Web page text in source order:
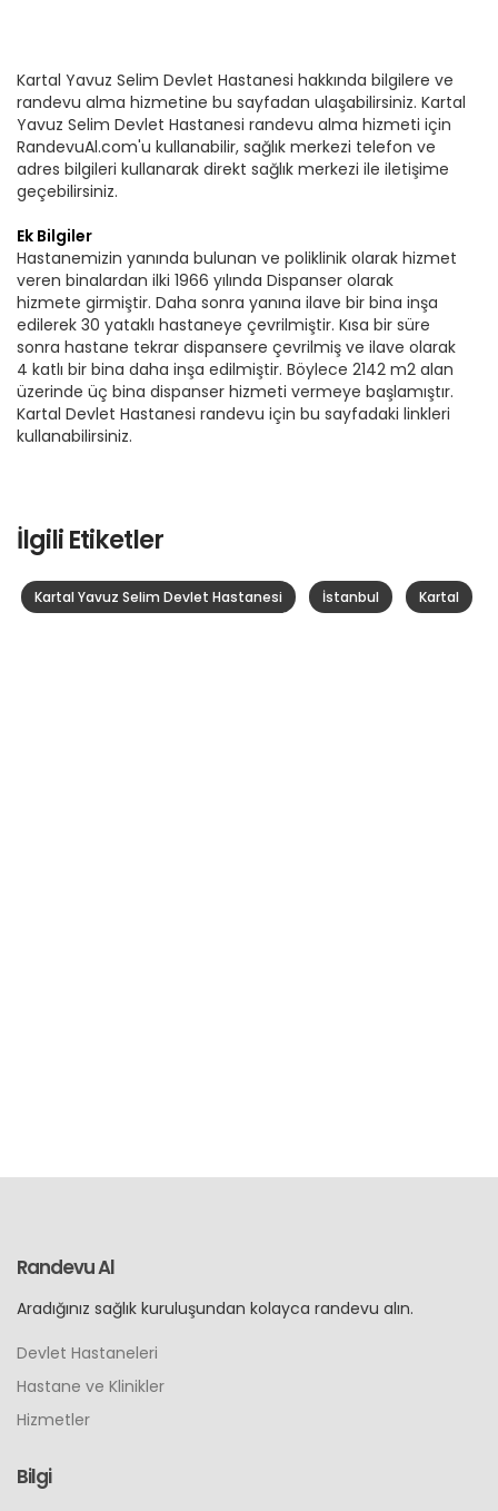
Kartal Yavuz Selim Devlet Hastanesi hakkında bilgilere ve
randevu alma hizmetine bu sayfadan ulaşabilirsiniz. Kartal
Yavuz Selim Devlet Hastanesi randevu alma hizmeti için
RandevuAl.com'u kullanabilir, sağlık merkezi telefon ve
adres bilgileri kullanarak direkt sağlık merkezi ile iletişime
geçebilirsiniz.
Ek Bilgiler
Hastanemizin yanında bulunan ve poliklinik olarak hizmet
veren binalardan ilki 1966 yılında Dispanser olarak
hizmete girmiştir. Daha sonra yanına ilave bir bina inşa
edilerek 30 yataklı hastaneye çevrilmiştir. Kısa bir süre
sonra hastane tekrar dispansere çevrilmiş ve ilave olarak
4 katlı bir bina daha inşa edilmiştir. Böylece 2142 m2 alan
üzerinde üç bina dispanser hizmeti vermeye başlamıştır.
Kartal Devlet Hastanesi randevu için bu sayfadaki linkleri
kullanabilirsiniz.
İlgili Etiketler
Kartal Yavuz Selim Devlet Hastanesi İstanbul Kartal
Randevu Al
Aradığınız sağlık kuruluşundan kolayca randevu alın.
Devlet Hastaneleri
Hastane ve Klinikler
Hizmetler
Bilgi